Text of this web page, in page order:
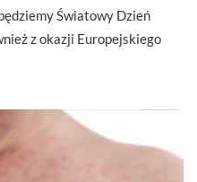
Światowy Dzień
z okazji Europejskiego